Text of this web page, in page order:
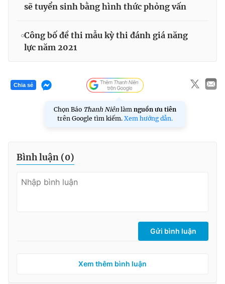
sẽ tuyển sinh bằng hình thức phỏng vấn
Công bố đề thi mẫu kỳ thi đánh giá năng
lực năm 2021
Chia sẻ
Chọn Báo Thanh Niên làm nguồn ưu tiên
trên Google tìm kiếm. Xem hướng dẫn.
Bình luận (0)
Gửi bình luận
Xem thêm bình luận